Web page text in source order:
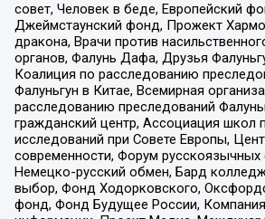
совет, Человек в беде, Европейский
Джеймстаунский фонд, Прожект
дракона, Врачи против
органов, Фалунь Дафа, Друзья
Коалиция по расследованию
Фалуньгун в Китае, Всемирная
расследованию преследований
гражданский центр, Ассоциация школ
исследований при Совете Европы,
современности, Форум русскоязычных
Немецко-русский обмен, Бард
выбор, Фонд Ходорковского,
фонд, Фонд Будущее России,